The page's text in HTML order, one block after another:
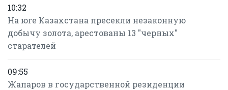
10:32
На юге Казахстана пресекли незаконную
добычу золота, арестованы 13 "черных"
старателей
09:55
Жапаров в государственной резиденции